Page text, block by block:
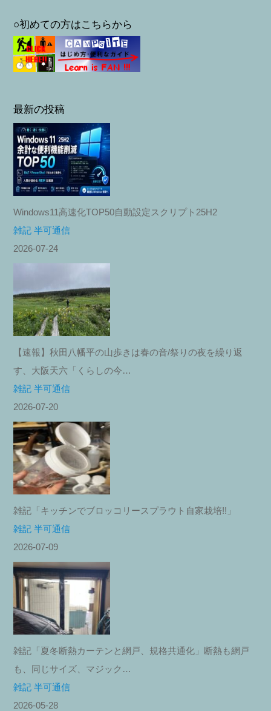
○初めての方はこちらから
最新の投稿
Windows11高速化TOP50自動設定スクリプト25H2
雑記 半可通信
2026-07-24
【速報】秋田八幡平の山歩きは春の音/祭りの夜を繰り返
す、大阪天六「くらしの今…
雑記 半可通信
2026-07-20
雑記「キッチンでブロッコリースプラウト自家栽培!!」
雑記 半可通信
2026-07-09
雑記「夏冬断熱カーテンと網戸、規格共通化」断熱も網戸
も、同じサイズ、マジック…
雑記 半可通信
2026-05-28